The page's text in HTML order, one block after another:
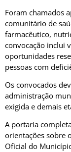
Foram chamados
comunitário de
farmacêutico,
convocação inclui
oportunidades
pessoas com
Os convocados
administração
exigida e demais
A portaria
orientações sobre
Oficial do